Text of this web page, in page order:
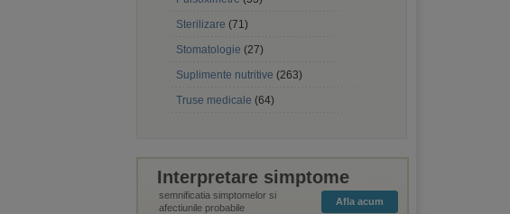
Sterilizare (71)
Stomatologie (27)
Suplimente nutritive (263)
Truse medicale (64)
Interpretare simptome
semnificatia simptomelor si
afectiunile probabile
Afla acum